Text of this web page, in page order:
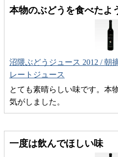
本物のぶどうを食べたよ
沼隈ぶどうジュース 2012 / 朝
レートジュース
とても素晴らしい味です。本
気がしました。
一度は飲んでほしい味